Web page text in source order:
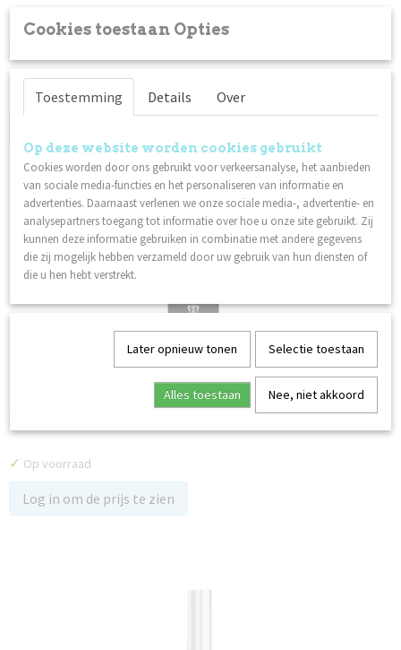
Top coat - High Shine
Op voorraad
Uithardingstijd: 40 seconden in een UV/LED-lamp 2 minuten in…
✓ Op voorraad
Log in om de prijs te zien
Cookies toestaan Opties
Toestemming Details Over
Op deze website worden cookies gebruikt
Cookies worden door ons gebruikt voor verkeersanalyse, het aanbieden
van sociale media-functies en het personaliseren van informatie en
advertenties. Daarnaast verlenen we onze sociale media-, advertentie- en
analysepartners toegang tot informatie over hoe u onze site gebruikt. Zij
kunnen deze informatie gebruiken in combinatie met andere gegevens
die zij mogelijk hebben verzameld door uw gebruik van hun diensten of
die u hen hebt verstrekt.
Later opnieuw tonen Selectie toestaan
Alles toestaan Nee, niet akkoord